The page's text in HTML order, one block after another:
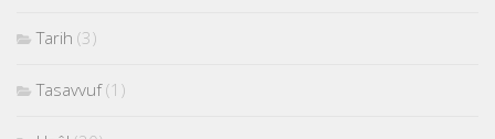
Tarih (3)
Tasavvuf(1)